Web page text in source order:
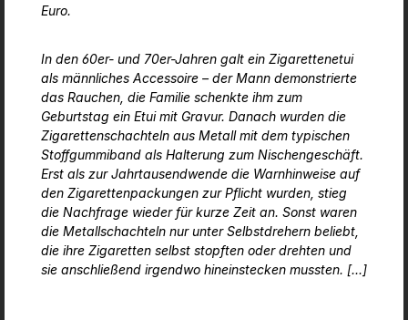
Euro.
In den 60er- und 70er-Jahren galt ein Zigarettenetui
als männliches Accessoire – der Mann demonstrierte
das Rauchen, die Familie schenkte ihm zum
Geburtstag ein Etui mit Gravur. Danach wurden die
Zigarettenschachteln aus Metall mit dem typischen
Stoffgummiband als Halterung zum Nischengeschäft.
Erst als zur Jahrtausendwende die Warnhinweise auf
den Zigarettenpackungen zur Pflicht wurden, stieg
die Nachfrage wieder für kurze Zeit an. Sonst waren
die Metallschachteln nur unter Selbstdrehern beliebt,
die ihre Zigaretten selbst stopften oder drehten und
sie anschließend irgendwo hineinstecken mussten. [...]